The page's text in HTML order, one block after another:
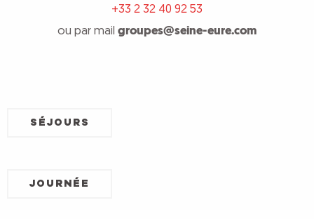
+33 2 32 40 92 53
ou par mail groupes@seine-eure.com
SÉJOURS
JOURNÉE